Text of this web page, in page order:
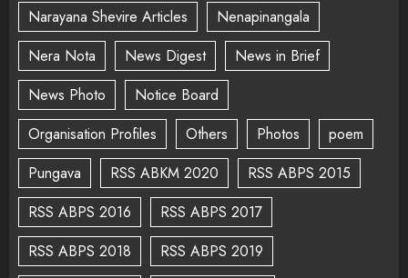
Narayana Shevire Articles
Nenapinangala
Nera Nota
News Digest
News in Brief
News Photo
Notice Board
Organisation Profiles
Others Photos
poem
Pungava
RSS ABKM 2020
RSS ABPS 2015
RSS ABPS 2016
RSS ABPS 2017
RSS ABPS 2018
RSS ABPS 2019